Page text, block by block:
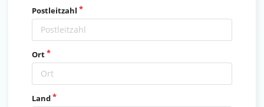
Postleitzahl
Ort
Land